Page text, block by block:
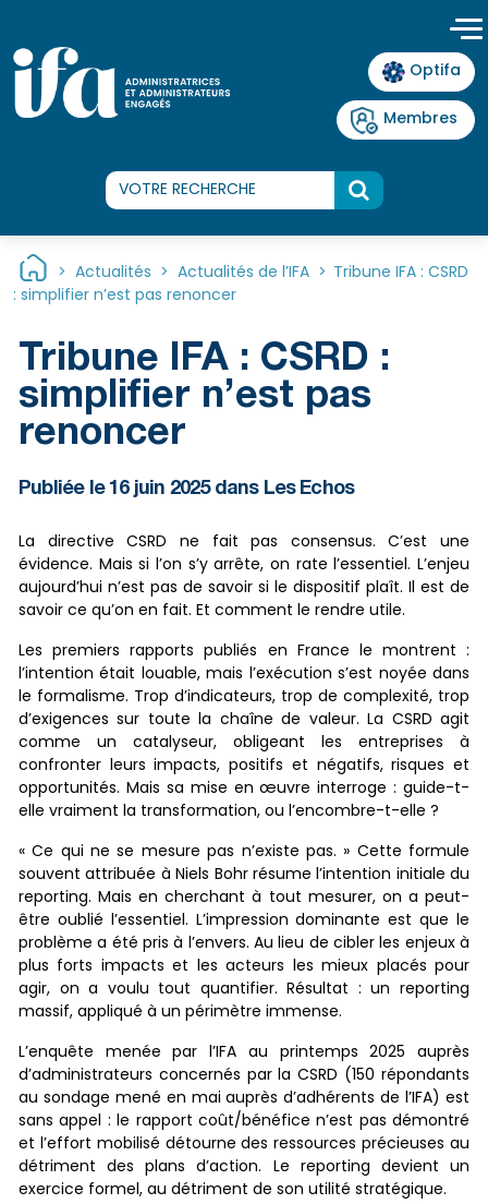
Optifa
Membres
> Actualités > Actualités de l’IFA > Tribune IFA : CSRD
: simplifier n’est pas renoncer
Tribune IFA : CSRD :
simplifier n’est pas
renoncer
Publiée le 16 juin 2025 dans Les Echos
La directive CSRD ne fait pas consensus. C’est une
évidence. Mais si l’on s’y arrête, on rate l’essentiel. L’enjeu
aujourd’hui n’est pas de savoir si le dispositif plaît. Il est de
savoir ce qu’on en fait. Et comment le rendre utile.
Les premiers rapports publiés en France le montrent :
l’intention était louable, mais l’exécution s’est noyée dans
le formalisme. Trop d’indicateurs, trop de complexité, trop
d’exigences sur toute la chaîne de valeur. La CSRD agit
comme un catalyseur, obligeant les entreprises à
confronter leurs impacts, positifs et négatifs, risques et
opportunités. Mais sa mise en œuvre interroge : guide-t-
elle vraiment la transformation, ou l’encombre-t-elle ?
« Ce qui ne se mesure pas n’existe pas. » Cette formule
souvent attribuée à Niels Bohr résume l’intention initiale du
reporting. Mais en cherchant à tout mesurer, on a peut-
être oublié l’essentiel. L’impression dominante est que le
problème a été pris à l’envers. Au lieu de cibler les enjeux à
plus forts impacts et les acteurs les mieux placés pour
agir, on a voulu tout quantifier. Résultat : un reporting
massif, appliqué à un périmètre immense.
L’enquête menée par l’IFA au printemps 2025 auprès
d’administrateurs concernés par la CSRD (150 répondants
au sondage mené en mai auprès d’adhérents de l’IFA) est
sans appel : le rapport coût/bénéfice n’est pas démontré
et l’effort mobilisé détourne des ressources précieuses au
détriment des plans d’action. Le reporting devient un
exercice formel, au détriment de son utilité stratégique.